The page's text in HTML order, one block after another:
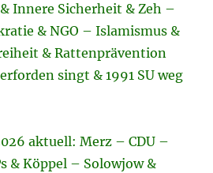
Innere Sicherheit & Zeh –
& NGO – Islamismus &
& Rattenprävention
singt & 1991 SU weg
aktuell: Merz – CDU –
& Köppel – Solowjow &